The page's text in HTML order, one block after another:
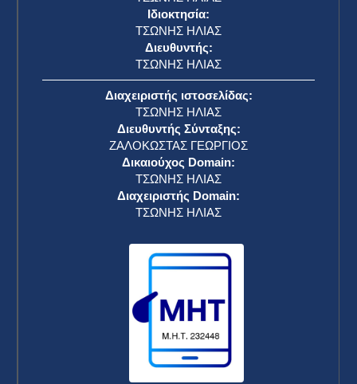
Ιδιοκτησία:
ΤΣΩΝΗΣ ΗΛΙΑΣ
Διευθυντής:
ΤΣΩΝΗΣ ΗΛΙΑΣ
Διαχειριστής ιστοσελίδας:
ΤΣΩΝΗΣ ΗΛΙΑΣ
Διευθυντής Σύνταξης:
ΖΑΛΟΚΩΣΤΑΣ ΓΕΩΡΓΙΟΣ
Δικαιούχος Domain:
ΤΣΩΝΗΣ ΗΛΙΑΣ
Διαχειριστής Domain:
ΤΣΩΝΗΣ ΗΛΙΑΣ